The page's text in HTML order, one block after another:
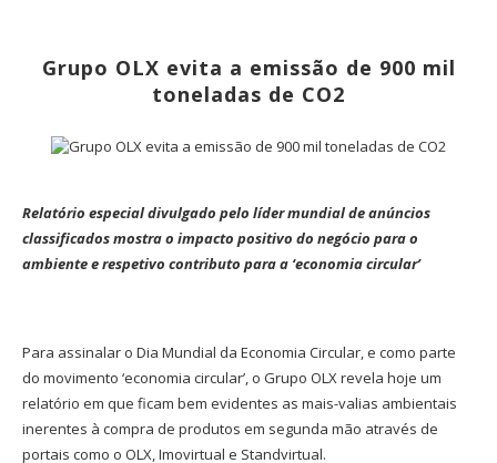
Grupo OLX evita a emissão de 900 mil
toneladas de CO2
Relatório especial divulgado pelo líder mundial de anúncios
classificados mostra o impacto positivo do negócio para o
ambiente e respetivo contributo para a ‘economia circular’
Para assinalar o Dia Mundial da Economia Circular, e como parte
do movimento ‘economia circular’, o Grupo OLX revela hoje um
relatório em que ficam bem evidentes as mais-valias ambientais
inerentes à compra de produtos em segunda mão através de
portais como o OLX, Imovirtual e Standvirtual.